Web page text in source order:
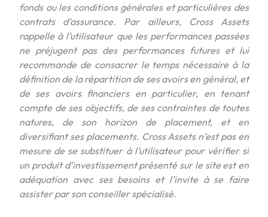
fonds ou les conditions générales et particulières des
contrats d’assurance. Par ailleurs, Cross Assets
rappelle à l’utilisateur que les performances passées
ne préjugent pas des performances futures et lui
recommande de consacrer le temps nécessaire à la
définition de la répartition de ses avoirs en général, et
de ses avoirs financiers en particulier, en tenant
compte de ses objectifs, de ses contraintes de toutes
natures, de son horizon de placement, et en
diversifiant ses placements. Cross Assets n’est pas en
mesure de se substituer à l’utilisateur pour vérifier si
un produit d’investissement présenté sur le site est en
adéquation avec ses besoins et l’invite à se faire
assister par son conseiller spécialisé.